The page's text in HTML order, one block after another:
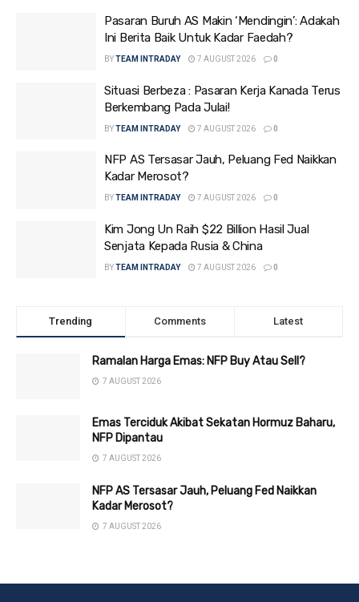
Pasaran Buruh AS Makin ‘Mendingin’: Adakah
Ini Berita Baik Untuk Kadar Faedah?
BYTEAM INTRADAY 7 AUGUST 2026 0
Situasi Berbeza : Pasaran Kerja Kanada Terus
Berkembang Pada Julai!
BYTEAM INTRADAY 7 AUGUST 2026 0
NFP AS Tersasar Jauh, Peluang Fed Naikkan
Kadar Merosot?
BYTEAM INTRADAY 7 AUGUST 2026 0
Kim Jong Un Raih $22 Billion Hasil Jual
Senjata Kepada Rusia & China
BYTEAM INTRADAY 7 AUGUST 2026 0
Trending Comments Latest
Ramalan Harga Emas: NFP Buy Atau Sell?
7 AUGUST 2026
Emas Terciduk Akibat Sekatan Hormuz Baharu,
NFP Dipantau
7 AUGUST 2026
NFP AS Tersasar Jauh, Peluang Fed Naikkan
Kadar Merosot?
7 AUGUST 2026